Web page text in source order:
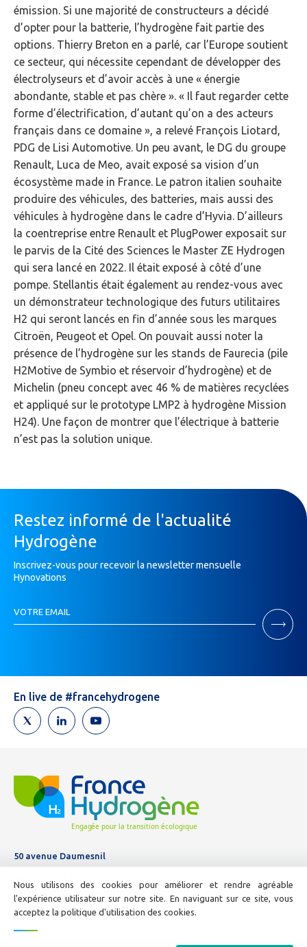
émission. Si une majorité de constructeurs a décidé
d’opter pour la batterie, l’hydrogène fait partie des
options. Thierry Breton en a parlé, car l’Europe soutient
ce secteur, qui nécessite cependant de développer des
électrolyseurs et d’avoir accès à une « énergie
abondante, stable et pas chère ». « Il faut regarder cette
forme d’électrification, d’autant qu’on a des acteurs
français dans ce domaine », a relevé François Liotard,
PDG de Lisi Automotive. Un peu avant, le DG du groupe
Renault, Luca de Meo, avait exposé sa vision d’un
écosystème made in France. Le patron italien souhaite
produire des véhicules, des batteries, mais aussi des
véhicules à hydrogène dans le cadre d’Hyvia. D’ailleurs
la coentreprise entre Renault et PlugPower exposait sur
le parvis de la Cité des Sciences le Master ZE Hydrogen
qui sera lancé en 2022. Il était exposé à côté d’une
pompe. Stellantis était également au rendez-vous avec
un démonstrateur technologique des futurs utilitaires
H2 qui seront lancés en fin d’année sous les marques
Citroën, Peugeot et Opel. On pouvait aussi noter la
présence de l’hydrogène sur les stands de Faurecia (pile
H2Motive de Symbio et réservoir d’hydrogène) et de
Michelin (pneu concept avec 46 % de matières recyclées
et appliqué sur le prototype LMP2 à hydrogène Mission
H24). Une façon de montrer que l’électrique à batterie
n’est pas la solution unique.
Restez informé de l'actualité
Hydrogène
Inscrivez-vous pour recevoir la newsletter mensuelle
Hynovations
Newsletter
VOTRE EMAIL
Si
un
humain,
ne
remplissez
pas
En live de #francehydrogene
50 avenue Daumesnil
01 44 11 10 04
E-mail :
info@france-hydrogene.org
Nous utilisons des cookies pour améliorer et rendre agréable
l'expérience utilisateur sur notre site. En naviguant sur ce site, vous
acceptez la politique d'utilisation des cookies.